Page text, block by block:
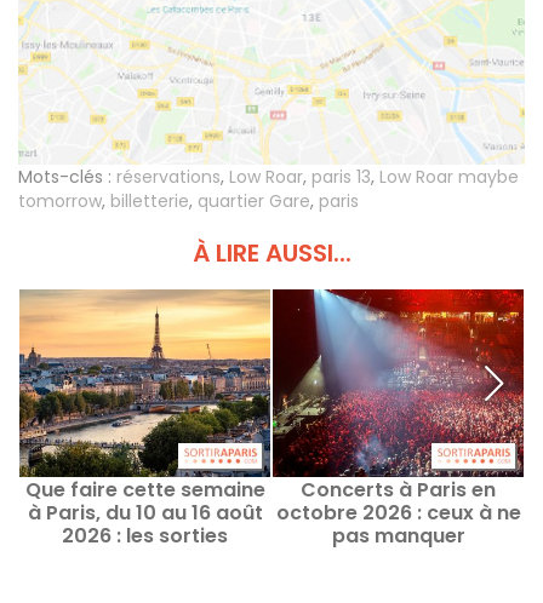
Mots-clés : réservations, Low Roar, paris 13, Low Roar maybe
tomorrow, billetterie, quartier Gare, paris
À LIRE AUSSI...
Que faire cette semaine
à Paris, du 10 au 16 août
2026 : les sorties
Concerts à Paris en
octobre 2026 : ceux à ne
pas manquer